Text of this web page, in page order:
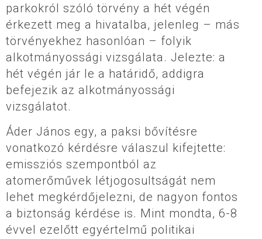
parkokról szóló törvény a hét végén
érkezett meg a hivatalba, jelenleg – más
törvényekhez hasonlóan – folyik
alkotmányossági vizsgálata. Jelezte: a
hét végén jár le a határidő, addigra
befejezik az alkotmányossági
vizsgálatot.
Áder János egy, a paksi bővítésre
vonatkozó kérdésre válaszul kifejtette:
emissziós szempontból az
atomerőművek létjogosultságát nem
lehet megkérdőjelezni, de nagyon fontos
a biztonság kérdése is. Mint mondta, 6-8
évvel ezelőtt egyértelmű politikai